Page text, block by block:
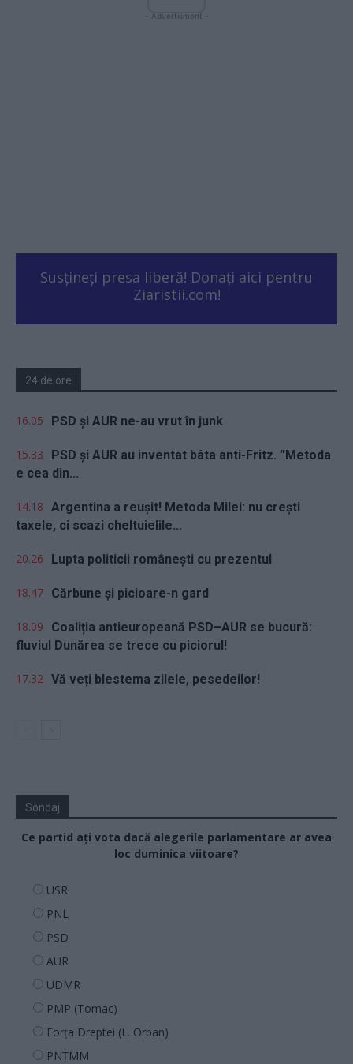
- Advertisment -
Susțineți presa liberă! Donați aici pentru
Ziaristii.com!
24 de ore
16.05 PSD și AUR ne-au vrut în junk
15.33
PSD și AUR au inventat bâta anti-Fritz. ”Metoda
e cea din...
14.18 Argentina a reușit! Metoda Milei: nu crești
taxele, ci scazi cheltuielile...
20.26 Lupta politicii românești cu prezentul
18.47 Cărbune și picioare-n gard
18.09
Coaliția antieuropeană PSD–AUR se bucură:
fluviul Dunărea se trece cu piciorul!
17.32 Vă veți blestema zilele, pesedeilor!
Sondaj
Ce partid ați vota dacă alegerile parlamentare ar avea
loc duminica viitoare?
USR
PNL
PSD
AUR
UDMR
PMP (Tomac)
Forța Dreptei (L. Orban)
PNȚMM